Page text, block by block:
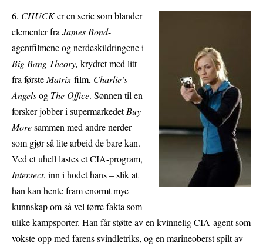
6. CHUCKer en serie som blander
elementer fra James Bond-
agentfilmene og nerdeskildringene i
Big Bang Theory, krydret med litt
fra første Matrix-film, Charlie’s
Angelsog The Office. Sønnen til en
forsker jobber i supermarkedetBuy
Moresammen med andre nerder
som gjør så lite arbeid de bare kan.
Ved et uhell lastes et CIA-program,
Intersect, inn i hodet hans – slik at
han kan hente fram enormt mye
kunnskap om så vel tørre fakta som
ulike kampsporter. Han får støtte av en kvinnelig CIA-agent som
vokste opp med farens svindletriks, og en marineoberst spilt av